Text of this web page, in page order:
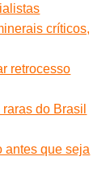
críticos,
retrocesso
do Brasil
antes que seja